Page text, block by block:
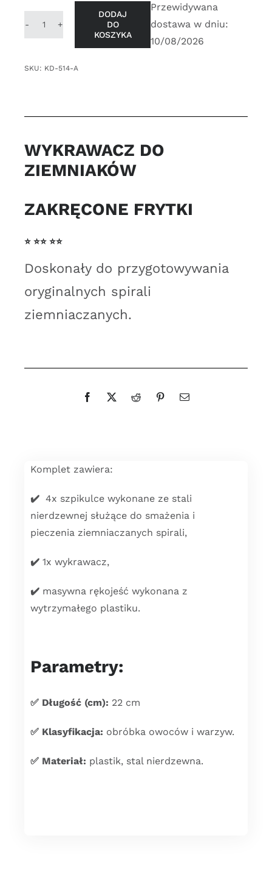
Wykrawacz
do
zakręcone
chipsy
DODAJ
DO
KOSZYKA
Przewidywana
dostawa w dniu:
10/08/2026
SKU: KD-514-A
WYKRAWACZ DO
ZIEMNIAKÓW
ZAKRĘCONE FRYTKI
⭐ ⭐⭐ ⭐⭐
Doskonały do przygotowywania
oryginalnych spirali
ziemniaczanych.
Komplet zawiera:
✔️ 4x szpikulce wykonane ze stali
nierdzewnej służące do smażenia i
pieczenia ziemniaczanych spirali,
✔️1x wykrawacz,
✔️ masywna rękojeść wykonana z
wytrzymałego plastiku.
Parametry:
✅ Długość (cm): 22 cm
✅ Klasyfikacja: obróbka owoców i warzyw.
✅ Materiał: plastik, stal nierdzewna.